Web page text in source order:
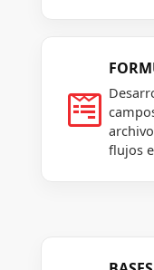

flujos